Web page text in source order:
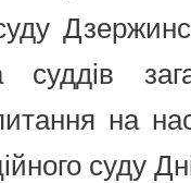
на
суду